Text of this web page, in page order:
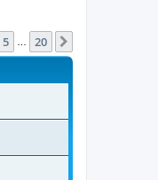
5 20